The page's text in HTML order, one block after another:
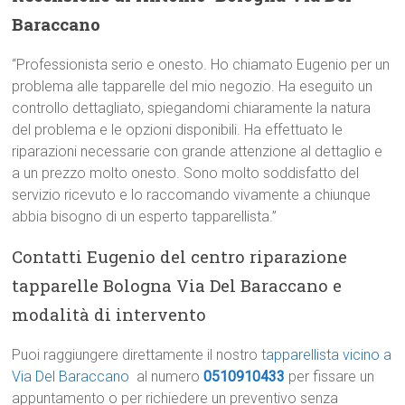
Baraccano
“Professionista serio e onesto. Ho chiamato Eugenio per un
problema alle tapparelle del mio negozio. Ha eseguito un
controllo dettagliato, spiegandomi chiaramente la natura
del problema e le opzioni disponibili. Ha effettuato le
riparazioni necessarie con grande attenzione al dettaglio e
a un prezzo molto onesto. Sono molto soddisfatto del
servizio ricevuto e lo raccomando vivamente a chiunque
abbia bisogno di un esperto tapparellista.”
Contatti Eugenio del centro riparazione
tapparelle Bologna Via Del Baraccano e
modalità di intervento
Puoi raggiungere direttamente il nostrotapparellista vicino a
Via Del Baraccano al numero0510910433 per fissare un
appuntamento o per richiedere un preventivo senza